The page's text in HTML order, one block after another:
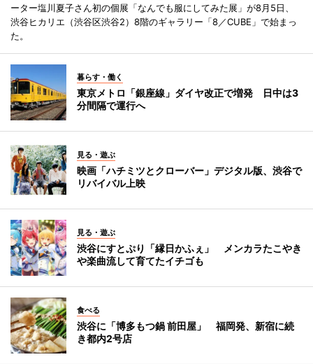
ーター塩川夏子さん初の個展「なんでも服にしてみた展」が8月5日、
渋谷ヒカリエ（渋谷区渋谷2）8階のギャラリー「8／CUBE」で始まっ
た。
暮らす・働く
東京メトロ「銀座線」ダイヤ改正で増発 日中は3
分間隔で運行へ
見る・遊ぶ
映画「ハチミツとクローバー」デジタル版、渋谷で
リバイバル上映
見る・遊ぶ
渋谷にすとぷり「縁日かふぇ」 メンカラたこやき
や楽曲流して育てたイチゴも
食べる
渋谷に「博多もつ鍋 前田屋」 福岡発、新宿に続
き都内2号店